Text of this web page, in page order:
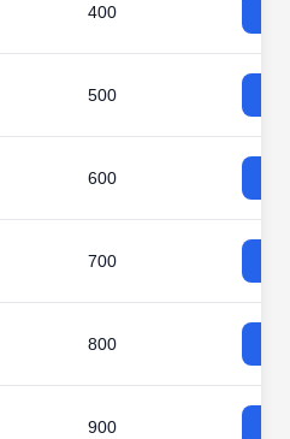
400
500
600
700
800
900